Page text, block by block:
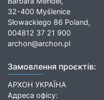
32-400 Myślenice
Słowackiego 86 Poland,
004812 37 21 900
archon@archon.pl
Замовлення проєктів:
АРХОН УКРАЇНА
Адреса офісу: